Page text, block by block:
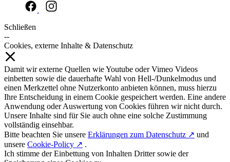
Schließen
--
Cookies, externe Inhalte & Datenschutz
Damit wir externe Quellen wie Youtube oder Vimeo Videos
einbetten sowie die dauerhafte Wahl von Hell-/Dunkelmodus und
einen Merkzettel ohne Nutzerkonto anbieten können, muss hierzu
Ihre Entscheidung in einem Cookie gespeichert werden. Eine andere
Anwendung oder Auswertung von Cookies führen wir nicht durch.
Unsere Inhalte sind für Sie auch ohne eine solche Zustimmung
vollständig einsehbar.
Bitte beachten Sie unsere Erklärungen zum Datenschutz ↗ und
unsere Cookie-Policy ↗ .
Ich stimme der Einbettung von Inhalten Dritter sowie der